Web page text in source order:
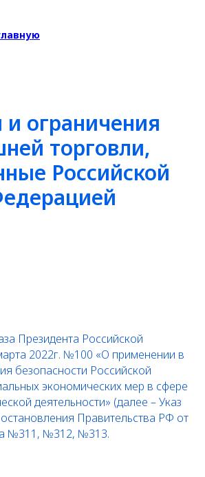
ограничения
торговли,
Российской
Президента Российской
2022г. №100 «О применении в
безопасности Российской
экономических мер в сфере
деятельности» (далее – Указ
Правительства РФ от
№311, №312, №313.